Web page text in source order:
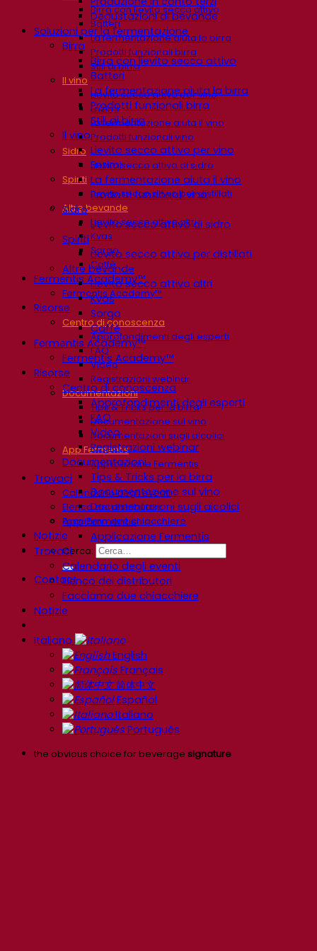
Birra con lievito secco attivo
Batteri
La fermentazione aiuta la birra
Prodotti funzionali birra
Stili di birra
Il vino
Lievito secco attivo per vino
Enzimi
La fermentazione aiuta il vino
Prodotti funzionali vino
Sidro
Lievito secco attivo di sidro
Spiriti
Lievito secco attivo per distillati
Altre bevande
Lievito secco attivo altri
Kvas
Sorgo
Caffè
Fermentis Academy™
Fermentis Academy™
Risorse
Centro di conoscenza
Approfondimenti degli esperti
FAQ
Video
Registrazioni webinar
Documentazioni
Tips & Tricks per la birra
Documentazione sul vino
Documentazioni sugli alcolici
App Fermentis
Applicazione Fermentis
Trovaci
Calendario degli eventi
Elenco dei distributori
Facciamo due chiacchiere
Notizie
Cerca:
Contact
Degustazioni di bevande
Soluzioni per la fermentazione
Birra
Birra con lievito secco attivo
Batteri
La fermentazione aiuta la birra
Prodotti funzionali birra
Stili di birra
Il vino
Lievito secco attivo per vino
Enzimi
La fermentazione aiuta il vino
Prodotti funzionali vino
Sidro
Lievito secco attivo di sidro
Spiriti
Lievito secco attivo per distillati
Altre bevande
Lievito secco attivo altri
Kvas
Sorgo
Caffè
Fermentis Academy™
Fermentis Academy™
Risorse
Centro di conoscenza
Approfondimenti degli esperti
FAQ
Video
Registrazioni webinar
Documentazioni
Tips & Tricks per la birra
Documentazione sul vino
Documentazioni sugli alcolici
App Fermentis
Applicazione Fermentis
Trovaci
Calendario degli eventi
Elenco dei distributori
Facciamo due chiacchiere
Notizie
Italiano
English
Français
简体中文
Español
Italiano
Português
the obvious choice for beverage signature